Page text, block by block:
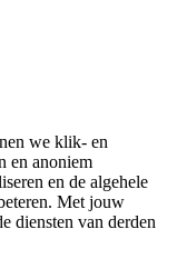
we klik- en
en anoniem
en de algehele
Met jouw
diensten van derden